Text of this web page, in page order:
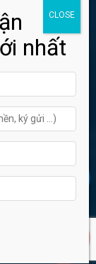
bất động
nói chung.
Phường Gò
TƯ VẤN